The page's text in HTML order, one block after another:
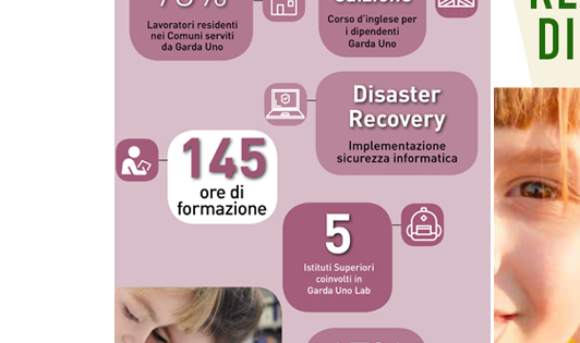
lunedì 05 gennaio 2026
Sono online gli ecocalendari 2026: scaricali e
fai la differenza, ogni giorno